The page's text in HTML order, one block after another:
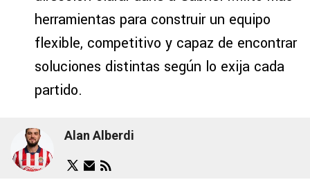
herramientas para construir un equipo
flexible, competitivo y capaz de encontrar
soluciones distintas según lo exija cada
partido.
Alan Alberdi